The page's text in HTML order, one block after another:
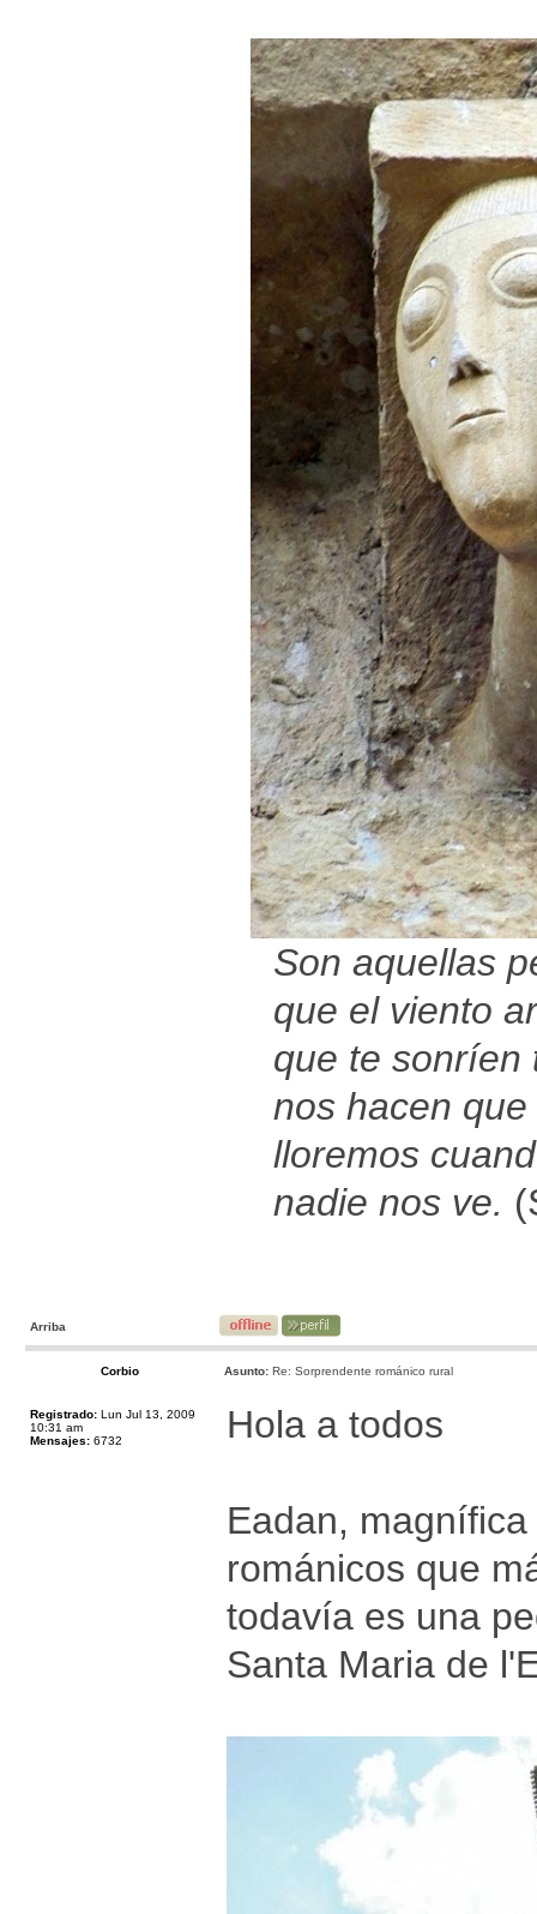
Son aquellas
que el viento
que te sonríen
nos hacen que
lloremos
nadie nos ve.
Arriba
Corbio Asunto: Re: Sorprendente románico rural
Registrado: Lun Jul 13, 2009
10:31 am
Mensajes: 6732 Hola a todos
Eadan,
románicos que
todavía es una
Santa Maria de